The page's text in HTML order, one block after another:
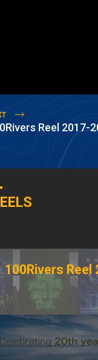
Reel 2017-
100Rivers Reel